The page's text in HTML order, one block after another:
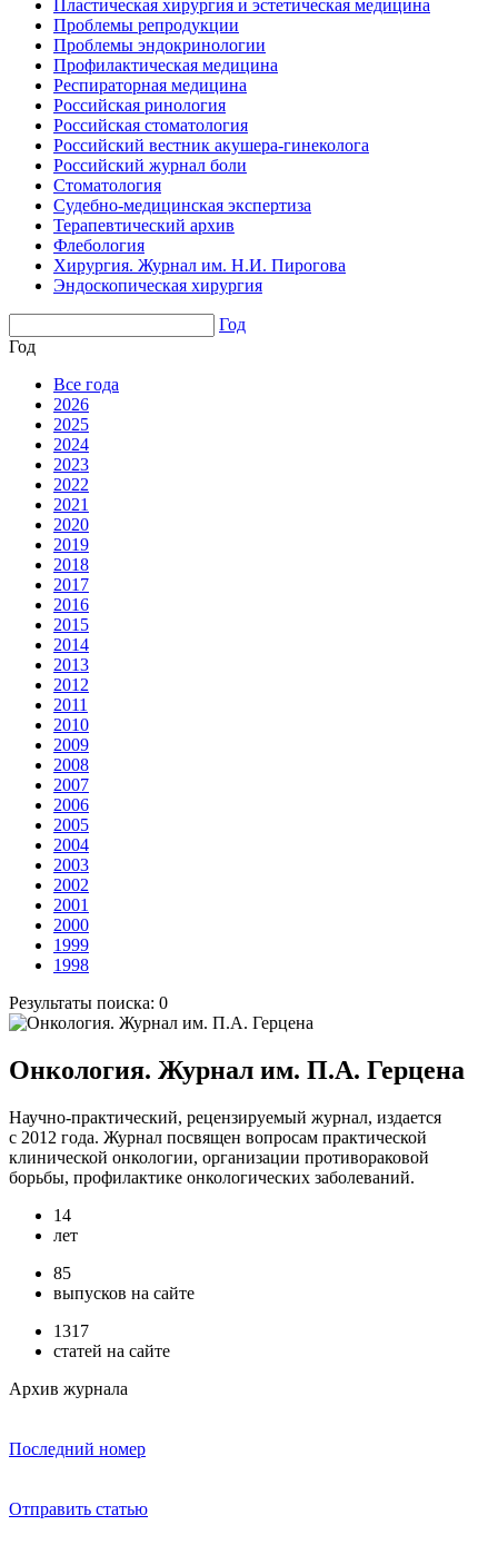
Пластическая хирургия и эстетическая медицина
Проблемы репродукции
Проблемы эндокринологии
Профилактическая медицина
Респираторная медицина
Российская ринология
Российская стоматология
Российский вестник акушера-гинеколога
Российский журнал боли
Стоматология
Судебно-медицинская экспертиза
Терапевтический архив
Флебология
Хирургия. Журнал им. Н.И. Пирогова
Эндоскопическая хирургия
Год
Год
Все года
2026
2025
2024
2023
2022
2021
2020
2019
2018
2017
2016
2015
2014
2013
2012
2011
2010
2009
2008
2007
2006
2005
2004
2003
2002
2001
2000
1999
1998
Результаты поиска: 0
Онкология. Журнал им. П.А. Герцена
Научно-практический, рецензируемый журнал, издается
с 2012 года. Журнал посвящен вопросам практической
клинической онкологии, организации противораковой
борьбы, профилактике онкологических заболеваний.
14
лет
85
выпусков на сайте
1317
статей на сайте
Архив журнала
Последний номер
Отправить статью